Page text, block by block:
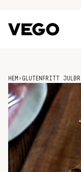
HEM › GLUTENFRITT